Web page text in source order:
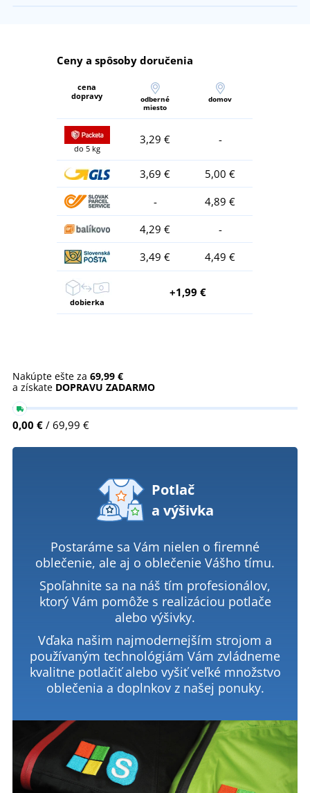
Ceny a spôsoby doručenia
cena
dopravy
odberné
miesto
domov
do 5 kg
3,29 € -
3,69 €
5,00 €
-
4,89 €
4,29 €
-
3,49 €
4,49 €
dobierka
+1,99 €
Nakúpte ešte za 69,99 €
a získate DOPRAVU ZADARMO
0,00 € / 69,99 €
Potlač
a výšivka
Postaráme sa Vám nielen o firemné
oblečenie, ale aj o oblečenie Vášho tímu.
Spoľahnite sa na náš tím profesionálov,
ktorý Vám pomôže s realizáciou potlače
alebo výšivky.
Vďaka našim najmodernejším strojom a
používaným technológiám Vám zvládneme
kvalitne potlačiť alebo vyšiť veľké množstvo
oblečenia a doplnkov z našej ponuky.